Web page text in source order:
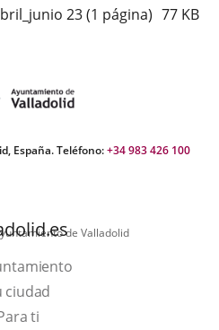
23 77 KB
(1 página)
España. Teléfono:+34 983 426 100
de Valladolid
ciudad
ti